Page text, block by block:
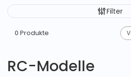
Filter
0 Produkte
RC-Modelle